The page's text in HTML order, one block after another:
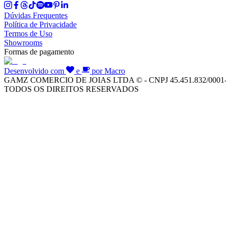
Dúvidas Frequentes
Política de Privacidade
Termos de Uso
Showrooms
Formas de pagamento
Desenvolvido com e
por Macro
GAMZ COMERCIO DE JOIAS LTDA © - CNPJ 45.451.832/
TODOS OS DIREITOS RESERVADOS